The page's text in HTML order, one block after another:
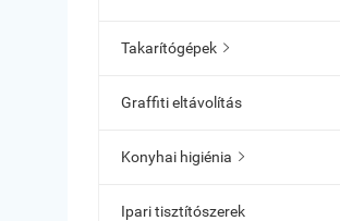
Takarítógépek 
Graffiti eltávolítás
Konyhai higiénia 
Ipari tisztítószerek